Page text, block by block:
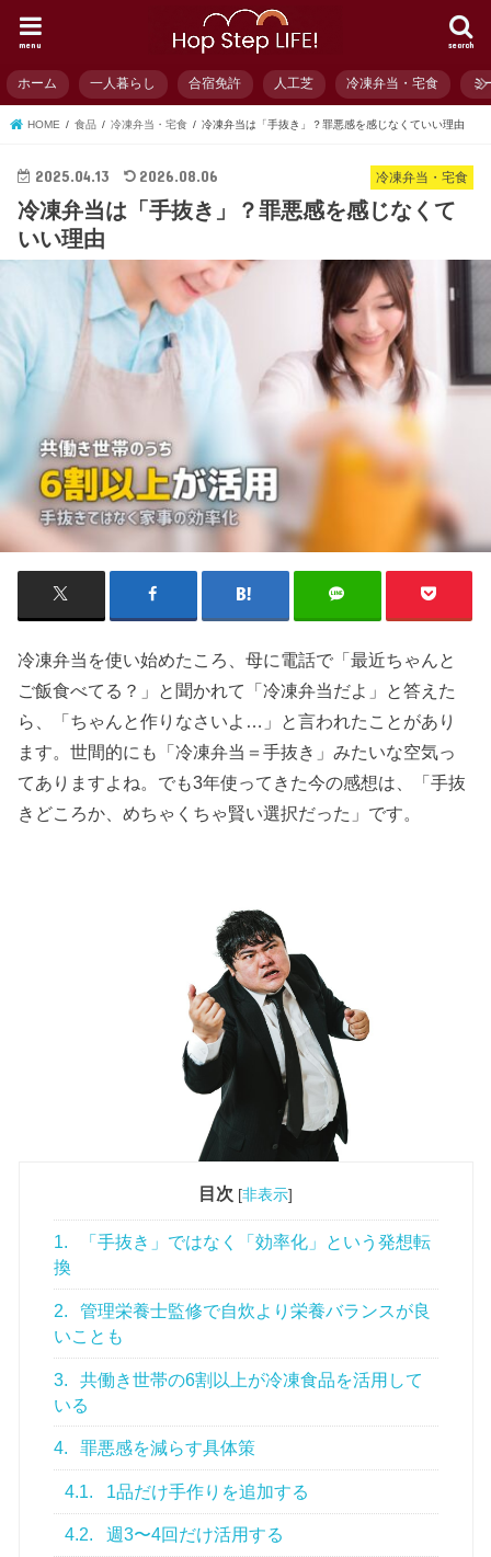
search
menu
ホーム 一人暮らし 合宿免許 人工芝 冷凍弁当・宅食 ミ
HOME 食品 冷凍弁当・宅食 冷凍弁当は「手抜き」？罪悪感を感じなくていい理由
冷凍弁当・宅食
2025.04.13 2026.08.06
冷凍弁当は「手抜き」？罪悪感を感じなくて
いい理由
冷凍弁当を使い始めたころ、母に電話で「最近ちゃんと
ご飯食べてる？」と聞かれて「冷凍弁当だよ」と答えた
ら、「ちゃんと作りなさいよ…」と言われたことがあり
ます。世間的にも「冷凍弁当＝手抜き」みたいな空気っ
てありますよね。でも3年使ってきた今の感想は、「手抜
きどころか、めちゃくちゃ賢い選択だった」です。
目次 [非表示]
1.
「手抜き」ではなく「効率化」という発想転
換
2.
管理栄養士監修で自炊より栄養バランスが良
いことも
3.
共働き世帯の6割以上が冷凍食品を活用して
いる
4. 罪悪感を減らす具体策
4.1. 1品だけ手作りを追加する
4.2. 週3〜4回だけ活用する